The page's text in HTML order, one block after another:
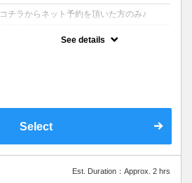
コチラからネット予約を頂いた方のみ♪
See details
Select
Est. Duration：Approx. 2 hrs